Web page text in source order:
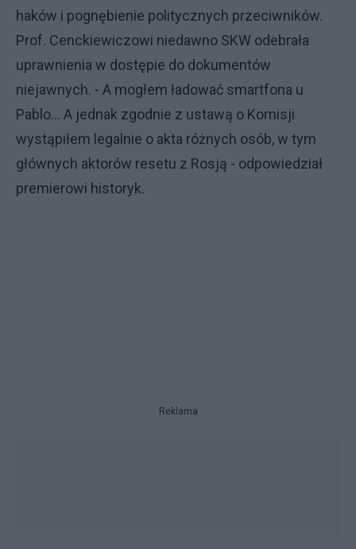
haków i pognębienie politycznych przeciwników.
Prof. Cenckiewiczowi niedawno SKW odebrała
uprawnienia w dostępie do dokumentów
niejawnych. - A mogłem ładować smartfona u
Pablo… A jednak zgodnie z ustawą o Komisji
wystąpiłem legalnie o akta różnych osób, w tym
głównych aktorów resetu z Rosją - odpowiedział
premierowi historyk.
Reklama